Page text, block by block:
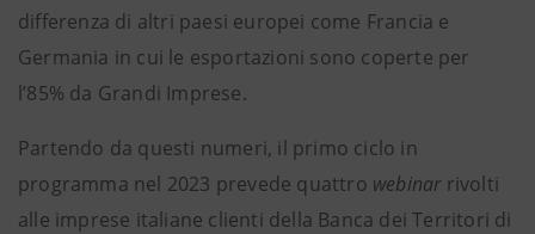
differenza di altri paesi europei come Francia e
Germania in cui le esportazioni sono coperte per
l’85% da Grandi Imprese.
Partendo da questi numeri, il primo ciclo in
programma nel 2023 prevede quattro webinar rivolti
alle imprese italiane clienti della Banca dei Territori di